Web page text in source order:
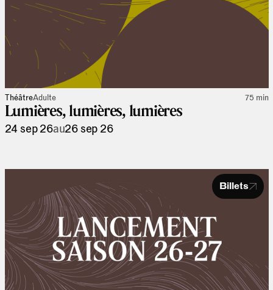
ThéâtreAdulte 75 min
Lumières, lumières, lumières
24 sep 26au26 sep 26
Billets